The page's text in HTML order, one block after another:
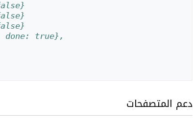
done: true},
دعم المتصفحات